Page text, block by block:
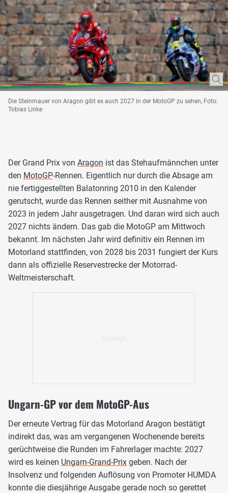
Die Steinmauer von Aragon gibt es auch 2027 in der MotoGP zu sehen, Foto:
Tobias Linke
Der Grand Prix von Aragon ist das Stehaufmännchen unter
den MotoGP-Rennen. Eigentlich nur durch die Absage am
nie fertiggestellten Balatonring 2010 in den Kalender
gerutscht, wurde das Rennen seither mit Ausnahme von
2023 in jedem Jahr ausgetragen. Und daran wird sich auch
2027 nichts ändern. Das gab die MotoGP am Mittwoch
bekannt. Im nächsten Jahr wird definitiv ein Rennen im
Motorland stattfinden, von 2028 bis 2031 fungiert der Kurs
dann als offizielle Reservestrecke der Motorrad-
Weltmeisterschaft.
Ungarn-GP vor dem MotoGP-Aus
Der erneute Vertrag für das Motorland Aragon bestätigt
indirekt das, was am vergangenen Wochenende bereits
gerüchtweise die Runden im Fahrerlager machte: 2027
wird es keinen Ungarn-Grand-Prix geben. Nach der
Insolvenz und folgenden Auflösung von Promoter HUMDA
konnte die diesjährige Ausgabe gerade noch so gerettet